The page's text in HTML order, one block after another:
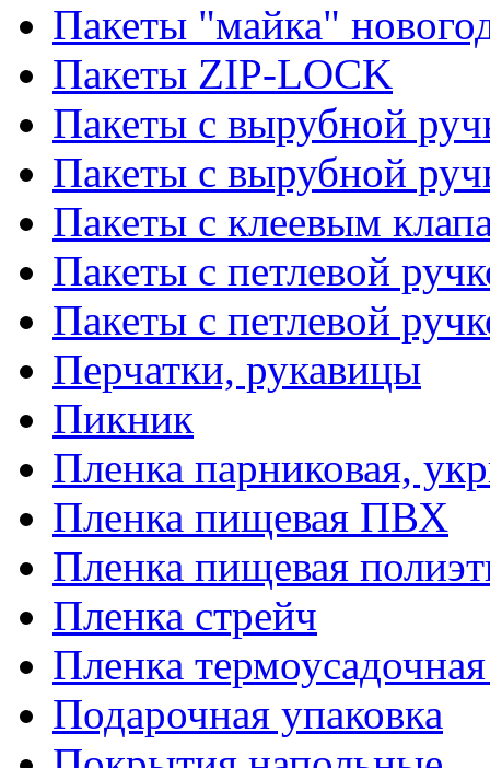
Пакеты "майка"
Пакеты ZIP-LOCK
Пакеты с вырубной
Пакеты с вырубной
Пакеты с клеевым
Пакеты с петлевой
Пакеты с петлевой
Перчатки, рукавицы
Пикник
Пленка парниковая,
Пленка пищевая ПВХ
Пленка пищевая
Пленка стрейч
Пленка
Подарочная упаковка